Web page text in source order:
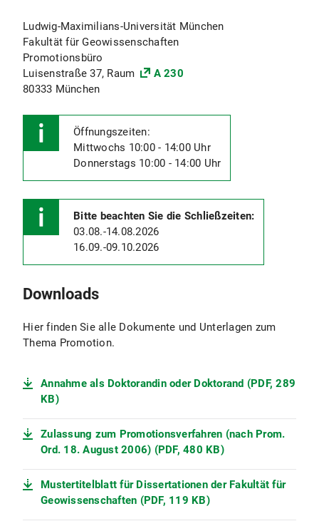
Wann muss ich meine Arbeit abgeben um einen
bestimmten Disputationstermin einzuhalten?
Der Zeitrahmen von Abgabe bis zur Disputation
kann stark variieren. Er hängt unter anderem
wie schnell die Gutachten eintreffen,
ob der Umlauf in die vorlesungsfreie Zeit fällt
ob die Auslage in die vorlesungsfreie Zeit fällt
oder nicht..
Der Disputationstermin kann daher erst final
Begutachtung abgeschlossen sein wird.
Bitte rechnen Sie mit einem Zeitraum
von etwa 3,5 Monaten und bis zu 5
bis zur Disputation.
Ludwig-Maximilians-Universität München
Fakultät für Geowissenschaften
Promotionsbüro
Luisenstraße 37, Raum
A 230
80333 München
Öffnungszeiten:
Mittwochs 10:00 - 14:00 Uhr
Donnerstags 10:00 - 14:00 Uhr
Bitte beachten Sie die Schließzeiten:
03.08.-14.08.2026
16.09.-09.10.2026
Downloads
Hier finden Sie alle Dokumente und Unterlagen zum
Thema Promotion.
Annahme als Doktorandin oder Doktorand (PDF, 289
KB)
Zulassung zum Promotionsverfahren (nach Prom.
Ord. 18. August 2006) (PDF, 480 KB)
Mustertitelblatt für Dissertationen der Fakultät für
Geowissenschaften (PDF, 119 KB)